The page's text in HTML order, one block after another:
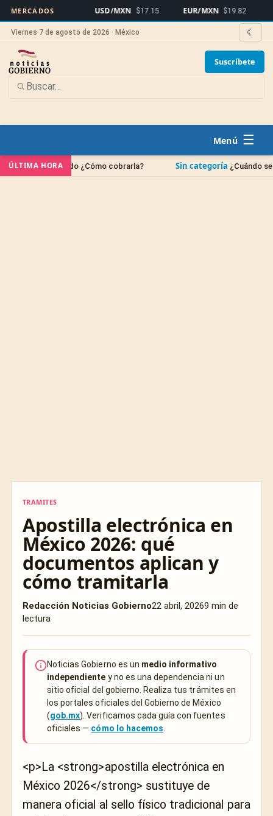
MERCADOS USD/MXN $17.15 EUR/MXN $19.82 Bitcoin
Viernes 7 de agosto de 2026 · México ☾
Suscríbete
☰
ÚLTIMA HORA
¿Cómo cobrarla? Sin categoría ¿Cuándo se borran las
TRAMITES
Apostilla electrónica en
México 2026: qué
documentos aplican y
cómo tramitarla
Redacción Noticias Gobierno22 abril, 20269 min de
lectura
Noticias Gobierno es un medio informativo
independiente y no es una dependencia ni un
sitio oficial del gobierno. Realiza tus trámites en
los portales oficiales del Gobierno de México
(gob.mx). Verificamos cada guía con fuentes
oficiales — cómo lo hacemos
<p>La <strong>apostilla electrónica en
México 2026</strong> sustituye de
manera oficial al sello físico tradicional para